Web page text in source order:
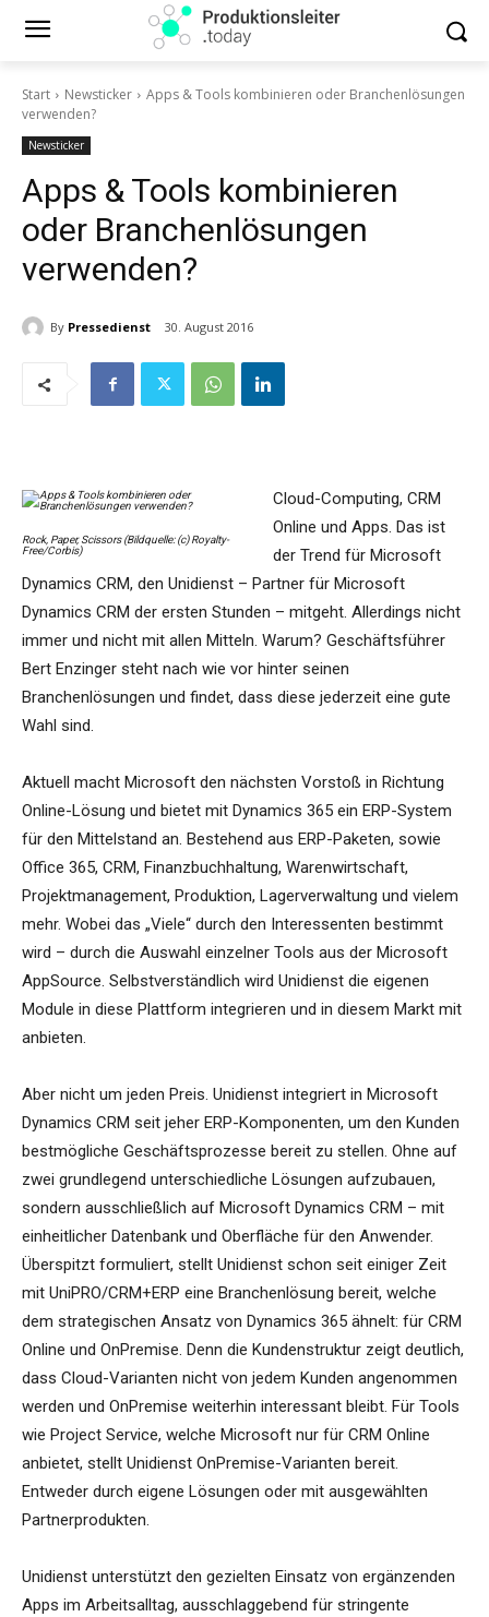
Start Newsticker
Apps & Tools kombinieren oder Branchenlösungen
verwenden?
Newsticker
Apps & Tools kombinieren
oder Branchenlösungen
verwenden?
By Pressedienst 30. August 2016
Rock, Paper, Scissors (Bildquelle: (c) Royalty-
Free/Corbis)
Cloud-Computing, CRM
Online und Apps. Das ist
der Trend für Microsoft
Dynamics CRM, den Unidienst – Partner für Microsoft
Dynamics CRM der ersten Stunden – mitgeht. Allerdings nicht
immer und nicht mit allen Mitteln. Warum? Geschäftsführer
Bert Enzinger steht nach wie vor hinter seinen
Branchenlösungen und findet, dass diese jederzeit eine gute
Wahl sind.
Aktuell macht Microsoft den nächsten Vorstoß in Richtung
Online-Lösung und bietet mit Dynamics 365 ein ERP-System
für den Mittelstand an. Bestehend aus ERP-Paketen, sowie
Office 365, CRM, Finanzbuchhaltung, Warenwirtschaft,
Projektmanagement, Produktion, Lagerverwaltung und vielem
mehr. Wobei das „Viele“ durch den Interessenten bestimmt
wird – durch die Auswahl einzelner Tools aus der Microsoft
AppSource. Selbstverständlich wird Unidienst die eigenen
Module in diese Plattform integrieren und in diesem Markt mit
anbieten.
Aber nicht um jeden Preis. Unidienst integriert in Microsoft
Dynamics CRM seit jeher ERP-Komponenten, um den Kunden
bestmögliche Geschäftsprozesse bereit zu stellen. Ohne auf
zwei grundlegend unterschiedliche Lösungen aufzubauen,
sondern ausschließlich auf Microsoft Dynamics CRM – mit
einheitlicher Datenbank und Oberfläche für den Anwender.
Überspitzt formuliert, stellt Unidienst schon seit einiger Zeit
mit UniPRO/CRM+ERP eine Branchenlösung bereit, welche
dem strategischen Ansatz von Dynamics 365 ähnelt: für CRM
Online und OnPremise. Denn die Kundenstruktur zeigt deutlich,
dass Cloud-Varianten nicht von jedem Kunden angenommen
werden und OnPremise weiterhin interessant bleibt. Für Tools
wie Project Service, welche Microsoft nur für CRM Online
anbietet, stellt Unidienst OnPremise-Varianten bereit.
Entweder durch eigene Lösungen oder mit ausgewählten
Partnerprodukten.
Unidienst unterstützt den gezielten Einsatz von ergänzenden
Apps im Arbeitsalltag, ausschlaggebend für stringente